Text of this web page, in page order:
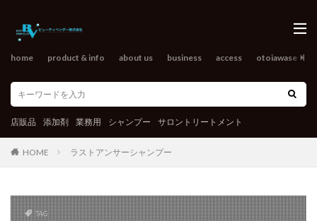
home product & info about us business access otoiawase
店販品 添加剤 業務用 シャンプー サロントリートメント
HOME ラストアンサーシャンプー
TAG